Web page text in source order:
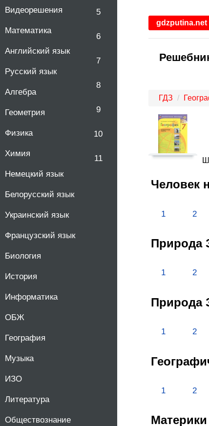
Видеорешения
Математика
Английский язык
Русский язык
Алгебра
Геометрия
Физика
Химия
Немецкий язык
Белорусский язык
Украинский язык
Французский язык
Биология
История
Информатика
ОБЖ
География
Музыка
ИЗО
Литература
Обществознание
5
6
7
8
9
10
11
gdzputina.net
ГДЗ
Человек
1 2
Природа
1 2
Природа
1 2
1 2